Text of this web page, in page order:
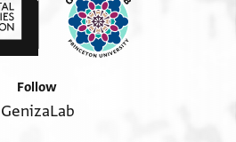
Follow
GenizaLab